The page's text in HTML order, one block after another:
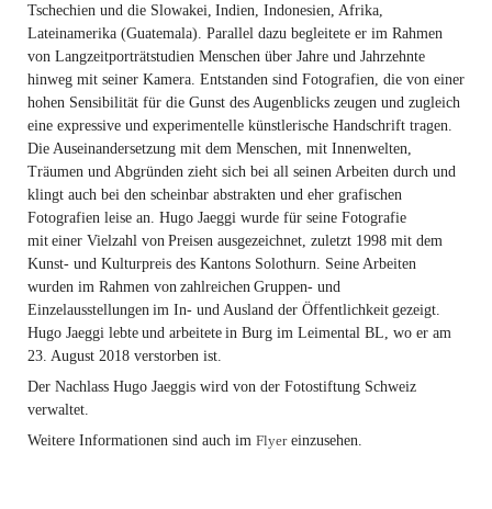
Tschechien und die Slowakei, Indien, Indonesien, Afrika,
Lateinamerika (Guatemala). Parallel dazu begleitete er im Rahmen
von Langzeitporträtstudien Menschen über Jahre und Jahrzehnte
hinweg mit seiner Kamera. Entstanden sind Fotografien, die von einer
hohen Sensibilität für die Gunst des Augenblicks zeugen und zugleich
eine expressive und experimentelle künstlerische Handschrift tragen.
Die Auseinandersetzung mit dem Menschen, mit Innenwelten,
Träumen und Abgründen zieht sich bei all seinen Arbeiten durch und
klingt auch bei den scheinbar abstrakten und eher grafischen
Fotografien leise an. Hugo Jaeggi wurde für seine Fotografie
mit einer Vielzahl von Preisen ausgezeichnet, zuletzt 1998 mit dem
Kunst- und Kulturpreis des Kantons Solothurn. Seine Arbeiten
wurden im Rahmen von zahlreichen Gruppen- und
Einzelausstellungen im In- und Ausland der Öffentlichkeit gezeigt.
Hugo Jaeggi lebte und arbeitete in Burg im Leimental BL, wo er am
23. August 2018 verstorben ist.
Der Nachlass Hugo Jaeggis wird von der Fotostiftung Schweiz
verwaltet.
Weitere Informationen sind auch im Flyereinzusehen.